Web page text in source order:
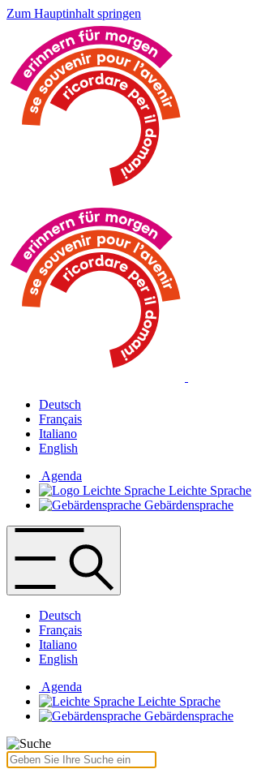
Zum Hauptinhalt springen
Deutsch
Français
Italiano
English
Agenda
Leichte Sprache
Gebärdensprache
Deutsch
Français
Italiano
English
Agenda
Leichte Sprache
Gebärdensprache